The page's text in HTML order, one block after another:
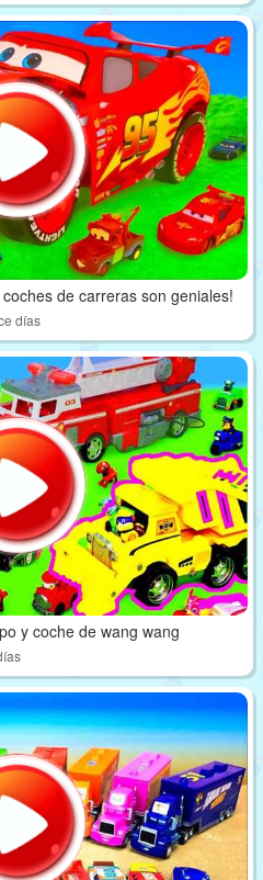
de carreras son geniales!
días
y coche de wang wang